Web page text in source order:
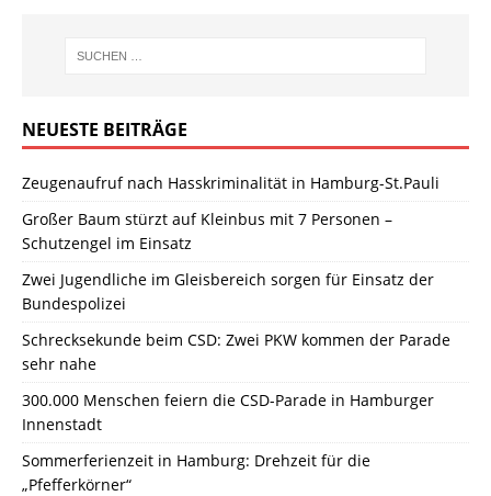
NEUESTE BEITRÄGE
Zeugenaufruf nach Hasskriminalität in Hamburg-St.Pauli
Großer Baum stürzt auf Kleinbus mit 7 Personen –
Schutzengel im Einsatz
Zwei Jugendliche im Gleisbereich sorgen für Einsatz der
Bundespolizei
Schrecksekunde beim CSD: Zwei PKW kommen der Parade
sehr nahe
300.000 Menschen feiern die CSD-Parade in Hamburger
Innenstadt
Sommerferienzeit in Hamburg: Drehzeit für die
„Pfefferkörner“